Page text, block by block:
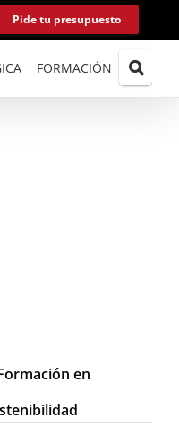
Pide tu presupuesto
FORMACIÓN
en